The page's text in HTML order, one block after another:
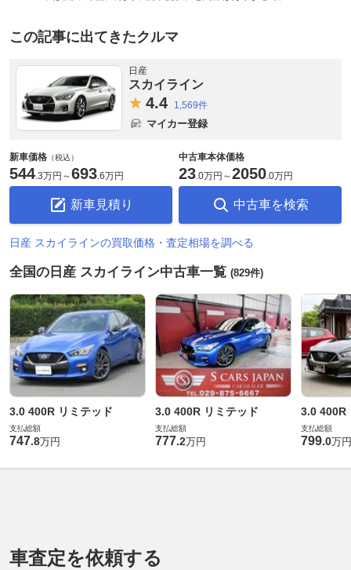
この記事に出てきたクルマ
日産
スカイライン
4.4 1,569件
マイカー登録
新車価格 （税込）
544.3万円 ～693.6万円
新車見積り
中古車本体価格
23.0万円 ～2050.0万円
中古車を検索
日産 スカイラインの買取価格・査定相場を調べる
全国の日産 スカイライン中古車一覧 (829件)
3.0 400R リミテッド
支払総額
747.8万円
3.0 400R リミテッド
支払総額
777.2万円
3.0 400R
支払総額
799.0万円
車査定を依頼する